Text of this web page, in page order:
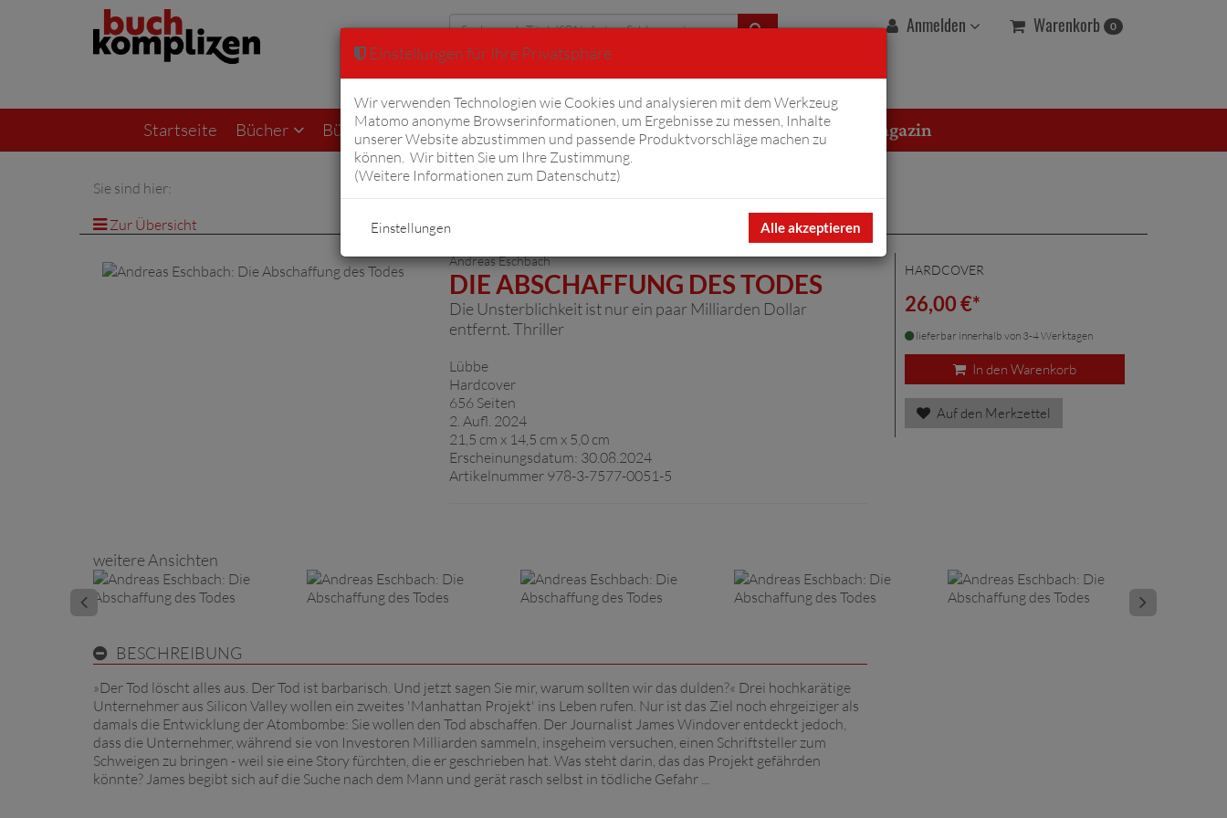
Anmelden Warenkorb 0
Erweiterte Suche
Startseite Bücher Bücher von Fiftyfifty Hörbücher Komplizen Overton Magazin
Sie sind hier:
Zur Übersicht
Andreas Eschbach
DIE ABSCHAFFUNG DES TODES
Die Unsterblichkeit ist nur ein paar Milliarden Dollar
entfernt. Thriller
Lübbe
Hardcover
656 Seiten
2. Aufl. 2024
21,5 cm x 14,5 cm x 5,0 cm
Erscheinungsdatum: 30.08.2024
Artikelnummer 978-3-7577-0051-5
HARDCOVER
26,00 €*
lieferbar innerhalb von 3-4 Werktagen
In den Warenkorb
Auf den Merkzettel
weitere Ansichten
BESCHREIBUNG
»Der Tod löscht alles aus. Der Tod ist barbarisch. Und jetzt sagen Sie mir, warum sollten wir das dulden?« Drei hochkarätige
Unternehmer aus Silicon Valley wollen ein zweites 'Manhattan Projekt' ins Leben rufen. Nur ist das Ziel noch ehrgeiziger als
damals die Entwicklung der Atombombe: Sie wollen den Tod abschaffen. Der Journalist James Windover entdeckt jedoch,
dass die Unternehmer, während sie von Investoren Milliarden sammeln, insgeheim versuchen, einen Schriftsteller zum
Schweigen zu bringen - weil sie eine Story fürchten, die er geschrieben hat. Was steht darin, das das Projekt gefährden
könnte? James begibt sich auf die Suche nach dem Mann und gerät rasch selbst in tödliche Gefahr ...
Einstellungen für Ihre Privatsphäre
Wir verwenden Technologien wie Cookies und analysieren mit dem Werkzeug
Matomo anonyme Browserinformationen, um Ergebnisse zu messen, Inhalte
unserer Website abzustimmen und passende Produktvorschläge machen zu
können. Wir bitten Sie um Ihre Zustimmung.
(Weitere Informationen zum Datenschutz)
Alle akzeptieren
Einstellungen